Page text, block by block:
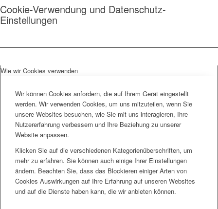
Cookie-Verwendung und Datenschutz-
Einstellungen
Wie wir Cookies verwenden
Wir können Cookies anfordern, die auf Ihrem Gerät eingestellt
werden. Wir verwenden Cookies, um uns mitzuteilen, wenn Sie
unsere Websites besuchen, wie Sie mit uns interagieren, Ihre
Nutzererfahrung verbessern und Ihre Beziehung zu unserer
Website anpassen.
Klicken Sie auf die verschiedenen Kategorienüberschriften, um
mehr zu erfahren. Sie können auch einige Ihrer Einstellungen
ändern. Beachten Sie, dass das Blockieren einiger Arten von
Cookies Auswirkungen auf Ihre Erfahrung auf unseren Websites
und auf die Dienste haben kann, die wir anbieten können.